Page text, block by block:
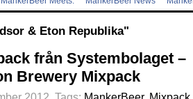
& Eton Republika"
från Systembolaget –
Brewery Mixpack